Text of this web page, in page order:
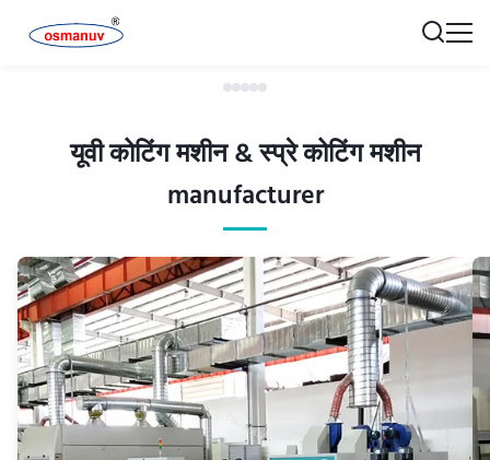
यूवी कोटिंग मशीन & स्प्रे कोटिंग मशीन
manufacturer